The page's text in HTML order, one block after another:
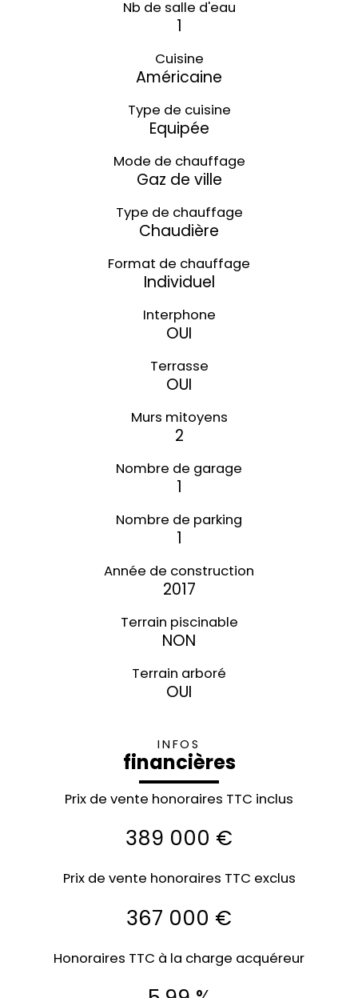
Nb de salle d'eau
1
Cuisine
Américaine
Type de cuisine
Equipée
Mode de chauffage
Gaz de ville
Type de chauffage
Chaudière
Format de chauffage
Individuel
Interphone
OUI
Terrasse
OUI
Murs mitoyens
2
Nombre de garage
1
Nombre de parking
1
Année de construction
2017
Terrain piscinable
NON
Terrain arboré
OUI
INFOS
financières
Prix de vente honoraires TTC inclus
389 000 €
Prix de vente honoraires TTC exclus
367 000 €
Honoraires TTC à la charge acquéreur